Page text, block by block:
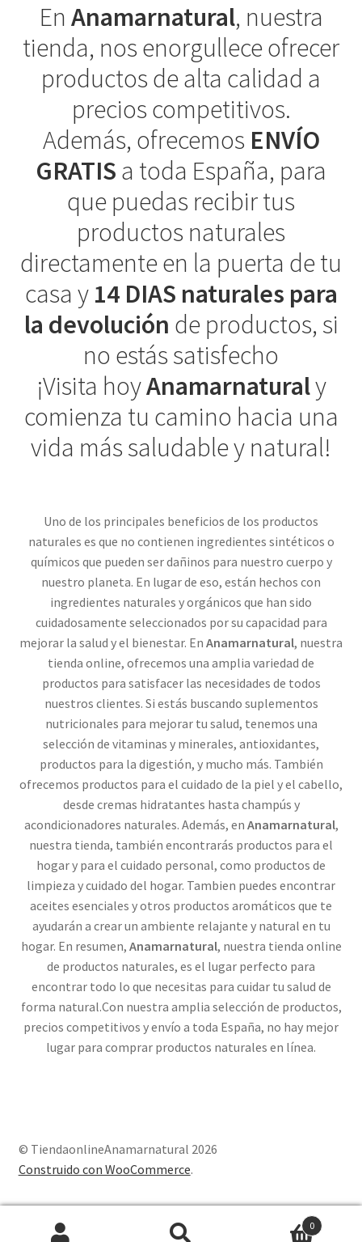
En Anamarnatural, nuestra
tienda, nos enorgullece ofrecer
productos de alta calidad a
precios competitivos.
Además, ofrecemos ENVÍO
GRATIS a toda España, para
que puedas recibir tus
productos naturales
directamente en la puerta de tu
casa y 14 DIAS naturales para
la devolución de productos, si
no estás satisfecho
¡Visita hoyAnamarnaturaly
comienza tu camino hacia una
vida más saludable y natural!
Uno de los principales beneficios de los productos
naturales es que no contienen ingredientes sintéticos o
químicos que pueden ser dañinos para nuestro cuerpo y
nuestro planeta. En lugar de eso, están hechos con
ingredientes naturales y orgánicos que han sido
cuidadosamente seleccionados por su capacidad para
mejorar la salud y el bienestar. En Anamarnatural, nuestra
tienda online, ofrecemos una amplia variedad de
productos para satisfacer las necesidades de todos
nuestros clientes. Si estás buscando suplementos
nutricionales para mejorar tu salud, tenemos una
selección de vitaminas y minerales, antioxidantes,
productos para la digestión, y mucho más. También
ofrecemos productos para el cuidado de la piel y el cabello,
desde cremas hidratantes hasta champús y
acondicionadores naturales. Además, en Anamarnatural,
nuestra tienda, también encontrarás productos para el
hogar y para el cuidado personal, como productos de
limpieza y cuidado del hogar. Tambien puedes encontrar
aceites esenciales y otros productos aromáticos que te
ayudarán a crear un ambiente relajante y natural en tu
hogar. En resumen, Anamarnatural, nuestra tienda online
de productos naturales, es el lugar perfecto para
encontrar todo lo que necesitas para cuidar tu salud de
forma natural.Con nuestra amplia selección de productos,
precios competitivos y envío a toda España, no hay mejor
lugar para comprar productos naturales en línea.
© TiendaonlineAnamarnatural 2026
Construido con WooCommerce.
0